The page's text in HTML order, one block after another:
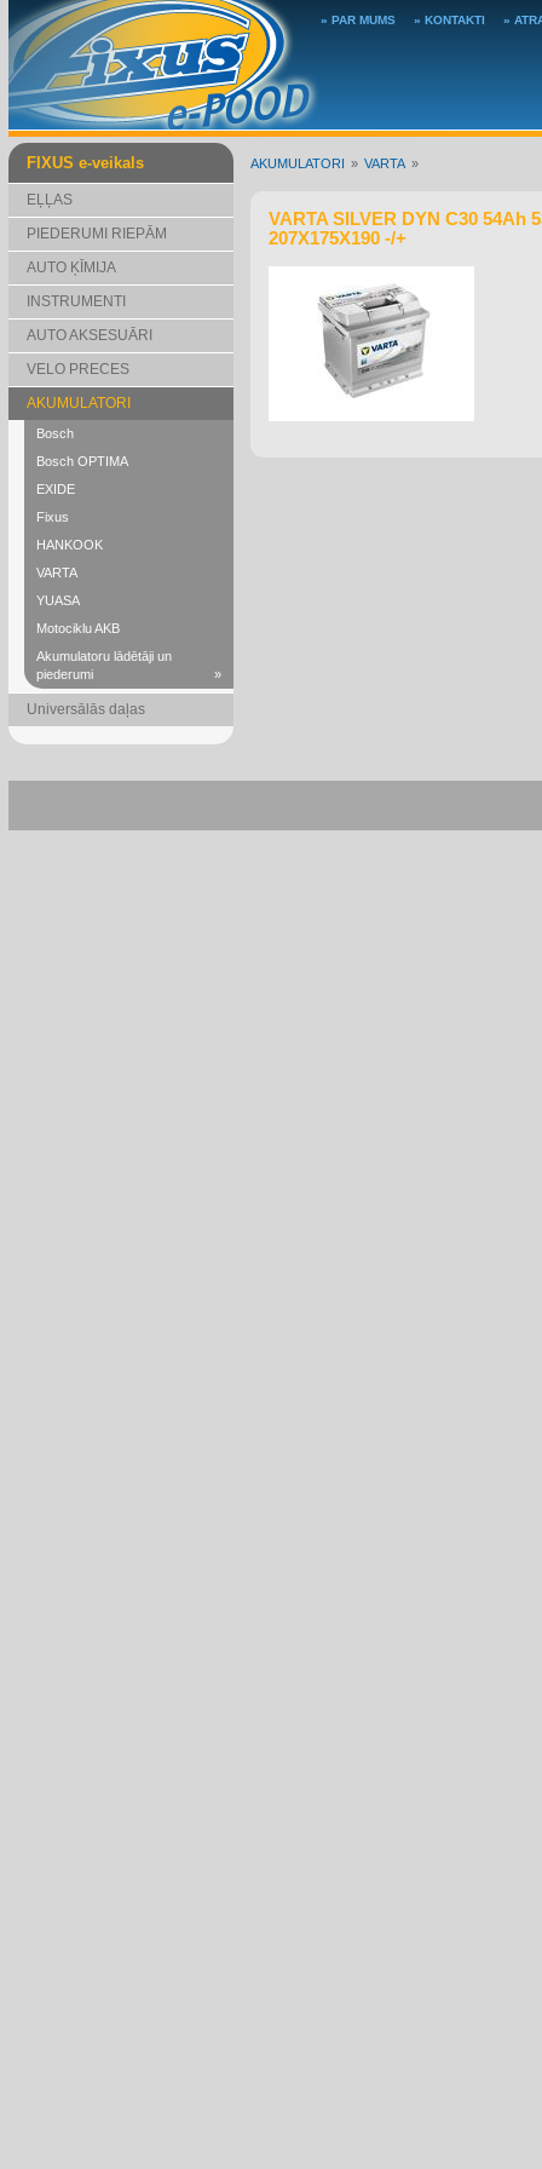
» PAR MUMS » KONTAKTI »
FIXUS e-veikals
EĻĻAS
PIEDERUMI RIEPĀM
AUTO ĶĪMIJA
INSTRUMENTI
AUTO AKSESUĀRI
VELO PRECES
AKUMULATORI
Bosch
Bosch OPTIMA
EXIDE
Fixus
HANKOOK
VARTA
YUASA
Motociklu AKB
Akumulatoru lādētāji un
piederumi
»
Universālās daļas
AKUMULATORI VARTA
VARTA SILVER DYN C30 54Ah
207X175X190 -/+